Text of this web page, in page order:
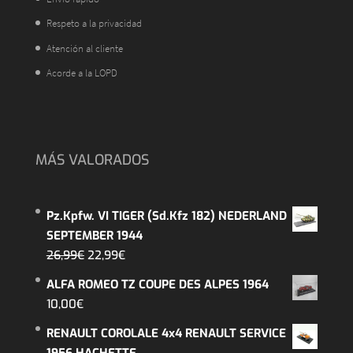
Respeto a la privacidad
Atención al cliente
Acorde a la LOPD
MÁS VALORADOS
Pz.Kpfw. VI TIGER (Sd.Kfz 182) NEDERLAND
SEPTEMBER 1944
26,99€ El
26,99€.
22,99€El
22,99€.
ALFA ROMEO TZ COUPE DES ALPES 1964
10,00€
RENAULT COROLALE 4x4 RENAULT SERVICE